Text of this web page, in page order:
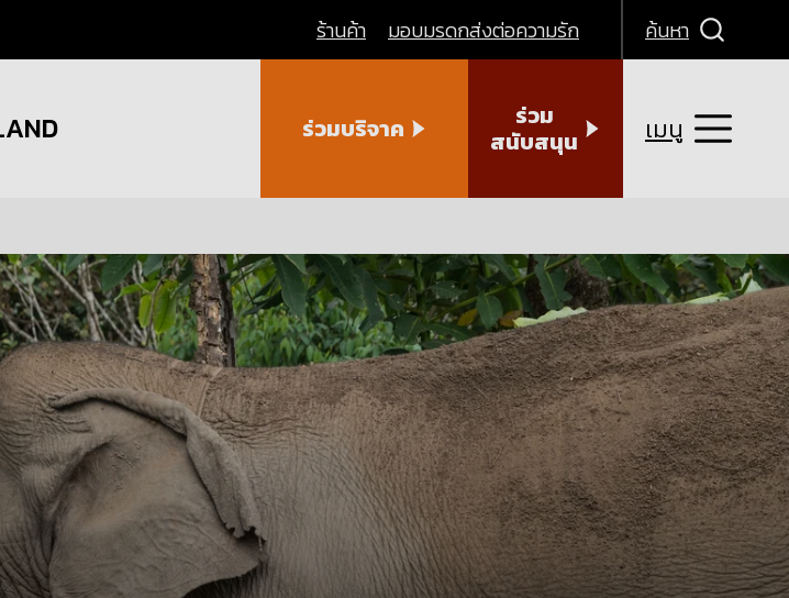
ร้านค้า มอบมรดกส่งต่อความรัก ค้นหา
ร่วมบริจาค
ร่วม
สนับสนุน
เมนู